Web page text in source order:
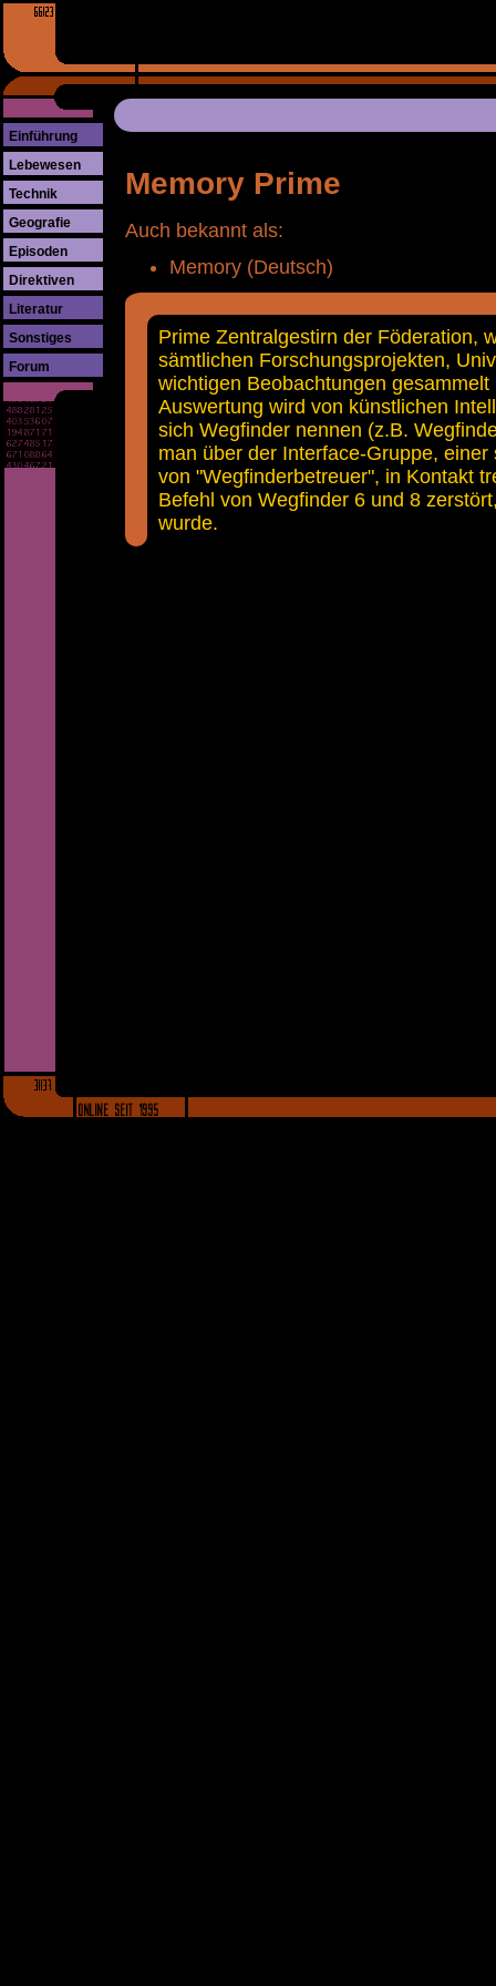
Einführung
Lebewesen
Technik
Geografie
Episoden
Direktiven
Literatur
Sonstiges
Forum
Memory Prime
Auch bekannt als:
Memory (Deutsch)
Prime Zentralgestirn der Föderation,
sämtlichen Forschungsprojekten,
wichtigen Beobachtungen
Auswertung wird von künstlichen
sich Wegfinder nennen (z.B.
man über der Interface-Gruppe,
von "Wegfinderbetreuer", in Kontakt
Befehl von Wegfinder 6 und 8
wurde.